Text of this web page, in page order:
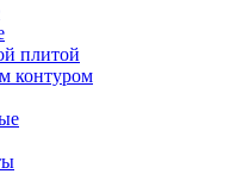
плитой
контуром